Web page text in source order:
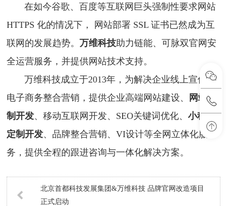
在如今谷歌、百度等互联网巨头强制性要求网站
HTTPS 化的情况下， 网站部署 SSL 证书已然成为互
联网的发展趋势。万维科技助力链能、可脉双官网安
全运营服务，并提供网站技术支持。
万维科技成立于2013年，为解决企业线上宣传及
电子商务整合营销，提供企业高端网站建设、
网站定
制开发、移动互联网开发、SEO关键词优化、小程序
定制开发、品牌整合营销、VI设计等全网立体化服
务，提供全程的跟进咨询与一体化解决方案。
北京首都科技发展集团&万维科技 品牌官网改造项目
正式启动